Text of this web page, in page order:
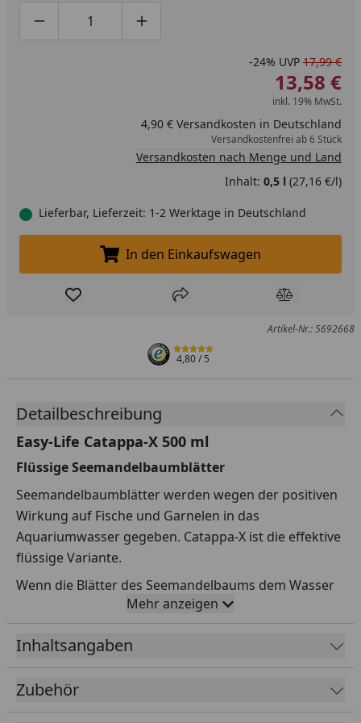
Produktmenge um eins verringern
Produktmenge manuell eingeben
Produktmenge um eins erhöhen
-24% UVP 17,99 €
13,58 €
inkl. 19% MwSt.
4,90 € Versandkosten in Deutschland
Versandkostenfrei ab 6 Stück
Versandkosten nach Menge und Land
Inhalt: 0,5 l (27,16 €/l)
Lieferbar, Lieferzeit: 1-2 Werktage in Deutschland
In den Einkaufswagen legen
In den Einkaufswagen
Produkt zur Wunschliste hinzufügen
Teilen Produkt
Artikel-Nr.: 5692668
4,80/ 5
Detailbeschreibung
Easy-Life Catappa-X 500 ml
Flüssige Seemandelbaumblätter
Seemandelbaumblätter werden wegen der positiven
Wirkung auf Fische und Garnelen in das
Aquariumwasser gegeben. Catappa-X ist die effektive
flüssige Variante.
Wenn die Blätter des Seemandelbaums dem Wasser
zugesetzt werden, geben sie heilende Substanzen ab.
Der Nachteil ist, dass sie nach einiger Zeit vermodern
und es werden organische Verbindungen freigesetzt.
Dies erzeugt unangenehme Nebenwirkungen: das
Wasser färbt sich braun, und die freigesetzten
organischen Substanzen verunreinigen und belasten
Mehr anzeigen
Inhaltsangaben
Zubehör